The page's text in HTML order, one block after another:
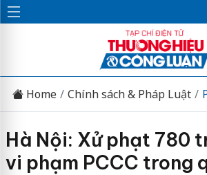
Home Chính sách & Pháp Luật
Hà Nội: Xử phạt 780
vi phạm PCCC trong